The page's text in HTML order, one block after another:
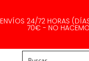
ENVÍOS 24/72 HORAS
70€ - NO